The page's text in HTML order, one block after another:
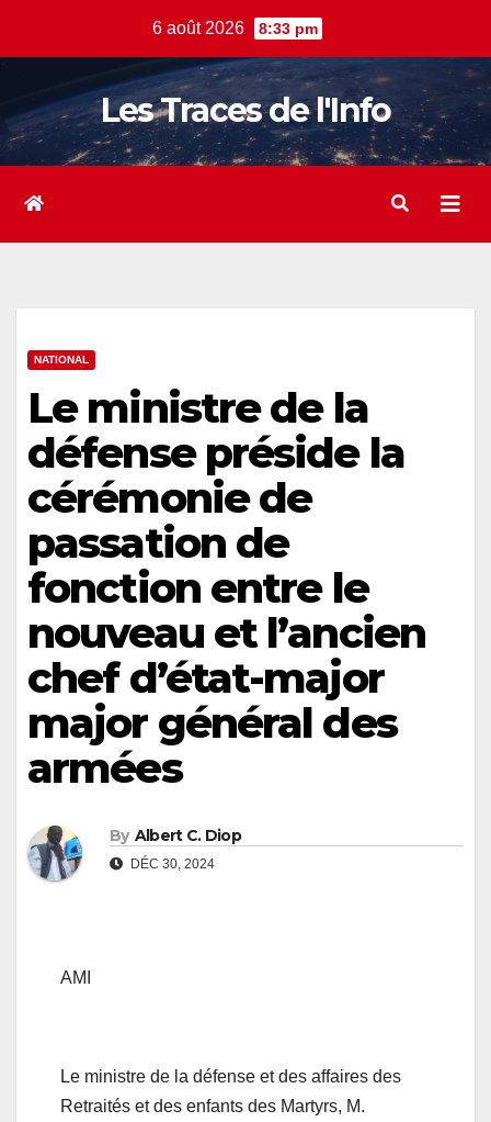
6 août 2026 8:33 pm
Les Traces de l'Info
NATIONAL
Le ministre de la
défense préside la
cérémonie de
passation de
fonction entre le
nouveau et l’ancien
chef d’état-major
major général des
armées
By Albert C. Diop
DÉC 30, 2024
AMI
Le ministre de la défense et des affaires des
Retraités et des enfants des Martyrs, M.